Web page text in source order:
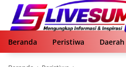
Langsung
konten
Beranda
Peristiwa Daerah